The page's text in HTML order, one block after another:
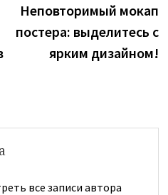
Неповторимый мокап
постера: выделитесь с
ярким дизайном!
все записи автора